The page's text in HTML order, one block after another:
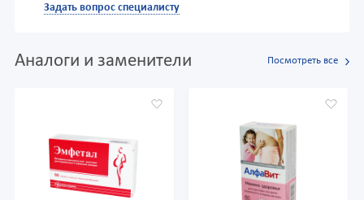
Задать вопрос специалисту
Аналоги и заменители Посмотреть все